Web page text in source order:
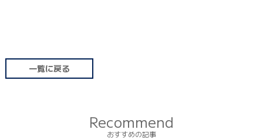
一覧に戻る
Recommend
おすすめの記事